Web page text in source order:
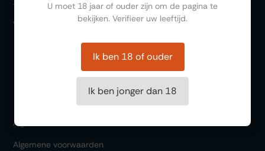
Thema events
Wijnproeverij
Algemene voorwaarden
Algemene voorwaarden
U moet 18 jaar of ouder zijn om de pagina te
bekijken. Verifieer uw leeftijd.
Ik ben 18 of ouder
Ik ben jonger dan 18